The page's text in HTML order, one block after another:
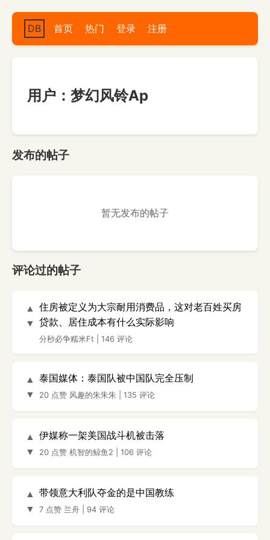
DB 首页 热门 登录 注册
用户：梦幻风铃Ap
发布的帖子
暂无发布的帖子
评论过的帖子
▲
▼
住房被定义为大宗耐用消费品，这对老百姓买房
贷款、居住成本有什么实际影响
分秒必争糯米Ft 146 评论
▲
▼
泰国媒体：泰国队被中国队完全压制
20 点赞 风趣的朱朱朱 135 评论
▲
▼
伊媒称一架美国战斗机被击落
20 点赞 机智的鲸鱼2 106 评论
▲
▼
带领意大利队夺金的是中国教练
7 点赞 兰舟 94 评论